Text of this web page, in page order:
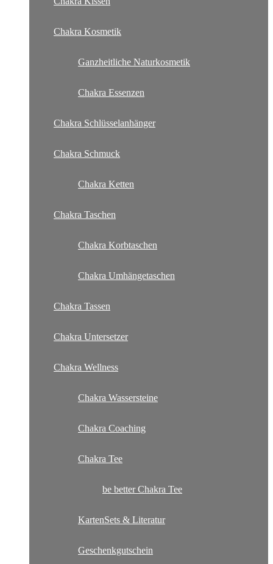
Chakra Kosmetik
Ganzheitliche Naturkosmetik
Chakra Essenzen
Chakra Schlüsselanhänger
Chakra Schmuck
Chakra Ketten
Chakra Taschen
Chakra Korbtaschen
Chakra Umhängetaschen
Chakra Tassen
Chakra Untersetzer
Chakra Wellness
Chakra Wassersteine
Chakra Coaching
Chakra Tee
be better Chakra Tee
KartenSets & Literatur
Geschenkgutschein